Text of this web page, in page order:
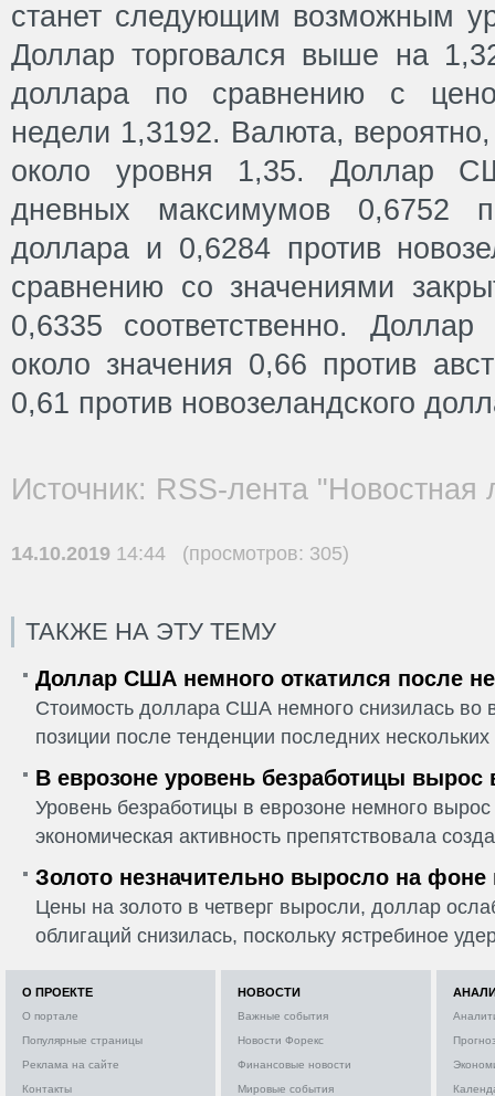
станет следующим возможным
Доллар торговался выше на
доллара по сравнению с
недели 1,3192. Валюта,
около уровня 1,35. Доллар
дневных максимумов 0,6752
доллара и 0,6284 против
сравнению со значениями
0,6335 соответственно.
около значения 0,66 против
0,61 против новозеландского
Источник: RSS-лента "Новостная
14.10.2019 14:44 (просмотров: 305)
ТАКЖЕ НА ЭТУ ТЕМУ
Доллар США немного откатился после
Стоимость доллара США немного снизилась во
позиции после тенденции последних
В еврозоне уровень безработицы вырос
Уровень безработицы в еврозоне немного
экономическая активность препятствовала
Золото незначительно выросло на фоне
Цены на золото в четверг выросли, доллар
облигаций снизилась, поскольку ястребиное
О ПРОЕКТЕ
О портале
Популярные страницы
Реклама на сайте
Контакты
НОВОСТИ
Важные события
Новости Форекс
Финансовые новости
Мировые события